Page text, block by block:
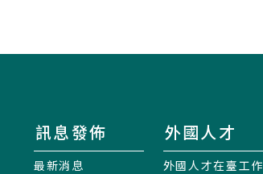
訊息發佈
最新消息
外國人才
外國人才在臺工作